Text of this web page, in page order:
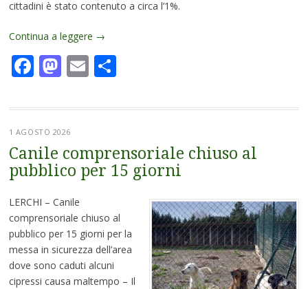
cittadini è stato contenuto a circa l’1%.
Continua a leggere →
Facebook
Mastodon
EmailCondividi
1 AGOSTO 2026
Canile comprensoriale chiuso al
pubblico per 15 giorni
LERCHI – Canile
comprensoriale chiuso al
pubblico per 15 giorni per la
messa in sicurezza dell’area
dove sono caduti alcuni
cipressi causa maltempo – Il